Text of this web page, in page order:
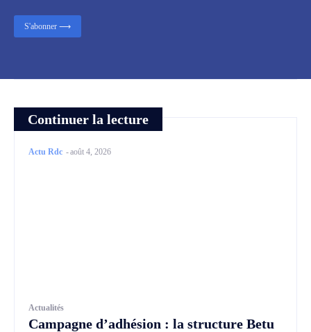
Continuer la lecture
Actu Rdc -août 4, 2026
Actualités
Campagne d’adhésion : la structure Betu
S'abonner ⟶